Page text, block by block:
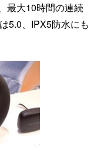
最大10時間の連続
5.0、IPX5防水にも